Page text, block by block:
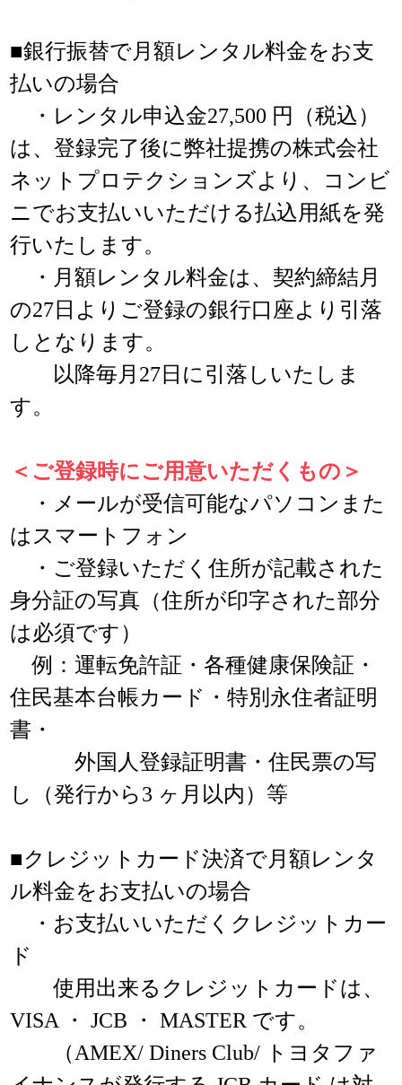
■銀行振替で月額レンタル料金をお支
払いの場合
・レンタル申込金27,500 円（税込）
は、登録完了後に弊社提携の株式会社
ネットプロテクションズより、コンビ
ニでお支払いいただける払込用紙を発
行いたします。
・月額レンタル料金は、契約締結月
の27日よりご登録の銀行口座より引落
しとなります。
以降毎月27日に引落しいたしま
す。
＜ご登録時にご用意いただくもの＞
・メールが受信可能なパソコンまた
はスマートフォン
・ご登録いただく住所が記載された
身分証の写真（住所が印字された部分
は必須です）
例：運転免許証・各種健康保険証・
住民基本台帳カード・特別永住者証明
書・
外国人登録証明書・住民票の写
し（発行から3 ヶ月以内）等
■クレジットカード決済で月額レンタ
ル料金をお支払いの場合
・お支払いいただくクレジットカー
ド
使用出来るクレジットカードは、
VISA ・ JCB ・ MASTER です。
（AMEX/ Diners Club/ トヨタファ